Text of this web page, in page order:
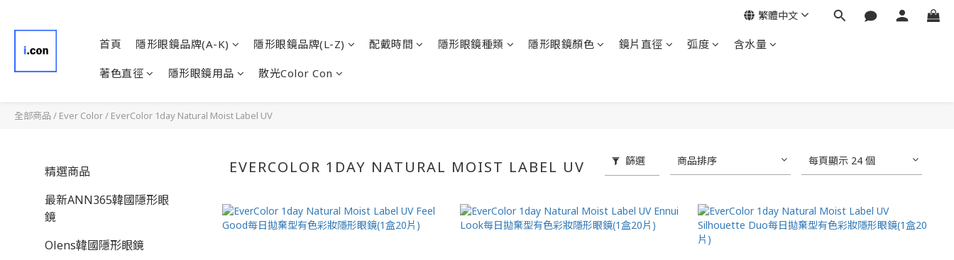
首頁 隱形眼鏡品牌(A-K) 隱形眼鏡品牌(L-Z) 配戴時間 隱形眼鏡種類 隱形眼鏡顏色 鏡片直徑 弧度 含水量
著色直徑 隱形眼鏡用品 散光Color Con
繁體中文
全部商品 / Ever Color/ EverColor 1day Natural Moist Label UV
精選商品
最新ANN365韓國隱形眼
鏡
Olens韓國隱形眼鏡
EVERCOLOR 1DAY NATURAL MOIST LABEL UV 篩選 商品排序 每頁顯示 24 個